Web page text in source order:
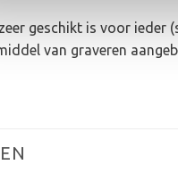
geschikt is voor
van graveren